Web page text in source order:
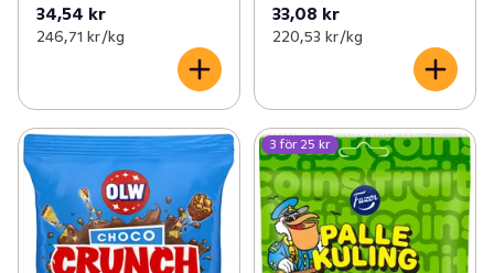
34,54 kr
246,71 kr /kg
33,08 kr
220,53 kr /kg
3 för 25 kr